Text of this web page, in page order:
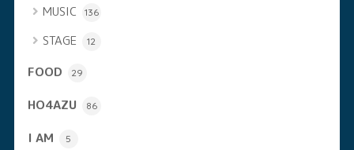
MUSIC 136
STAGE 12
FOOD 29
HO4AZU 86
I AM 5